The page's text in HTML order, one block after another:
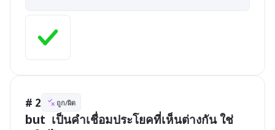
# 2 ถูก/ผิด
but  เป็นคำเชื่อมประโยคที่เห็นต่างกัน ใช่